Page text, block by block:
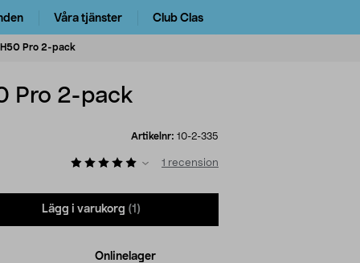
Våra tjänster Club Clas
Pro 2-pack
Pro 2-pack
Artikelnr: 10-2-335
1 recension
Lägg i varukorg (1)
Onlinelager